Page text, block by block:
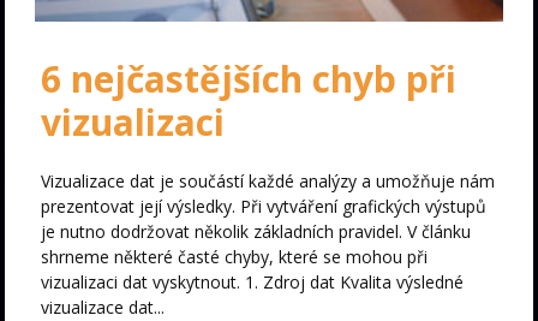
6 nejčastějších chyb při
vizualizaci
Vizualizace dat je součástí každé analýzy a umožňuje nám
prezentovat její výsledky. Při vytváření grafických výstupů
je nutno dodržovat několik základních pravidel. V článku
shrneme některé časté chyby, které se mohou při
vizualizaci dat vyskytnout. 1. Zdroj dat Kvalita výsledné
vizualizace dat...